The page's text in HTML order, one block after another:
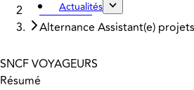
Actualités
Nos offres
Alternance Assistant(e)
SNCF VOYAGEURS
Résumé